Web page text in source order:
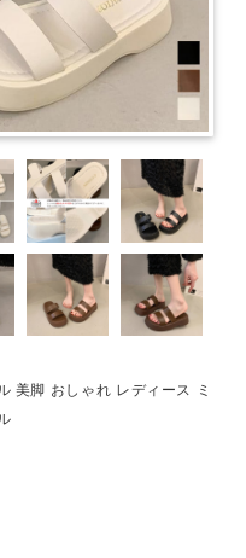
美脚 おしゃれ レディース ミ